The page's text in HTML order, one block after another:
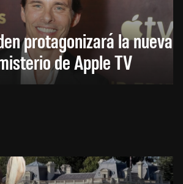
protagonizará la nueva
de Apple TV